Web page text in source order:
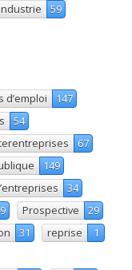
59
d’emploi
147
54
67
149
34
Prospective
29
31 reprise
1